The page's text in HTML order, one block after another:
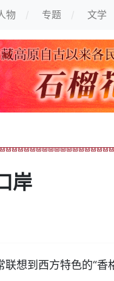
物 专题 文学
岸
想到西方特色的“香